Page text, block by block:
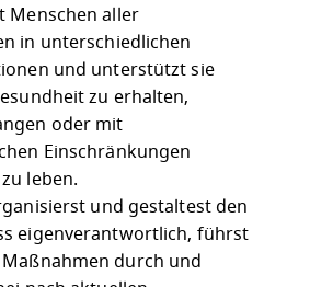
Menschen aller
in unterschiedlichen
und unterstützt sie
zu erhalten,
oder mit
Einschränkungen
leben.
und gestaltest den
eigenverantwortlich, führst
durch und